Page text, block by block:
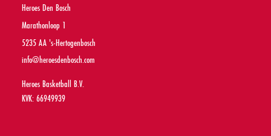
Heroes Den Bosch
Marathonloop 1
5235 AA 's-Hertogenbosch
info@heroesdenbosch.com
Heroes Basketball B.V.
KVK: 66949939